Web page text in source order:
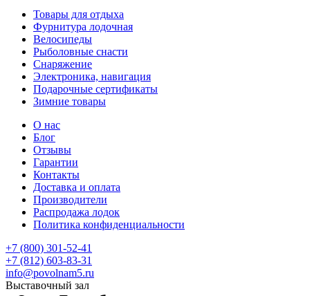
Товары для отдыха
Фурнитура лодочная
Велосипеды
Рыболовные снасти
Снаряжение
Электроника, навигация
Подарочные сертификаты
Зимние товары
О нас
Блог
Отзывы
Гарантии
Контакты
Доставка и оплата
Производители
Распродажа лодок
Политика конфиденциальности
+7 (800) 301-52-41
+7 (812) 603-83-31
info@povolnam5.ru
Выставочный зал